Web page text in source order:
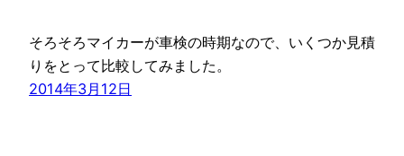
そろそろマイカーが車検の時期なので、いくつか見積
りをとって比較してみました。
2014年3月12日